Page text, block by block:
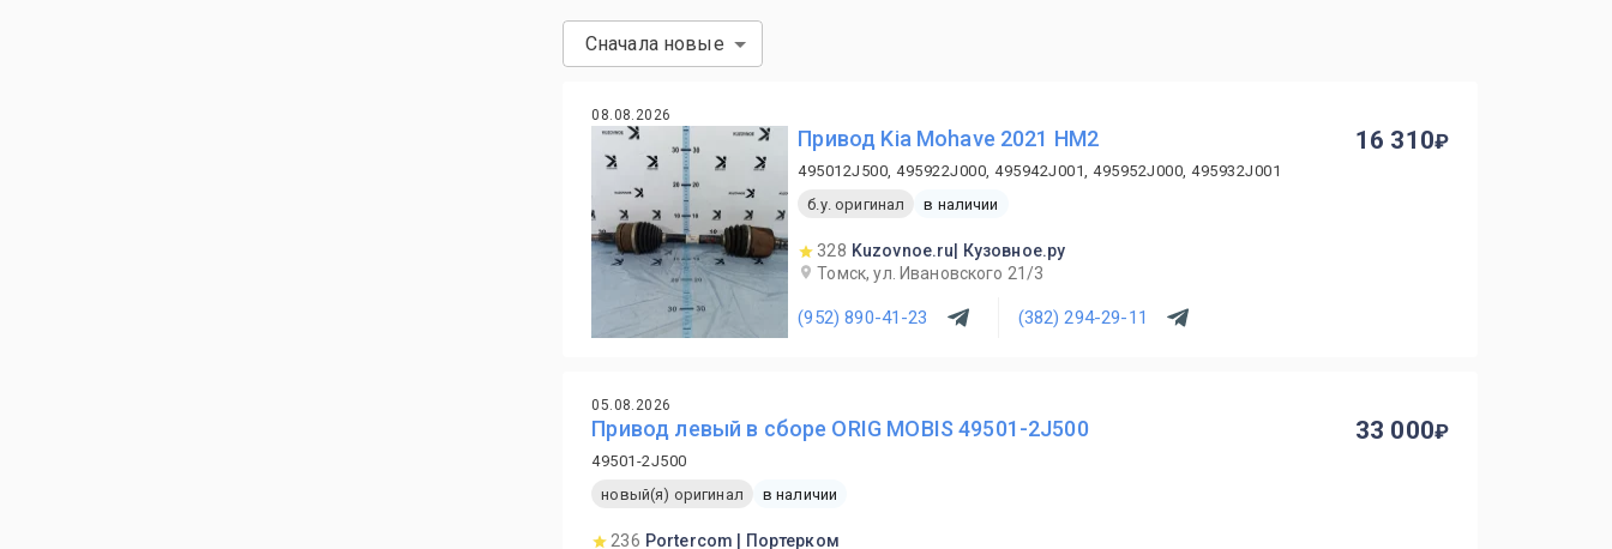
Сначала новые
08.08.2026
Привод Kia Mohave 2021 HM2
495012J500, 495922J000, 495942J001, 495952J000, 495932J001
б.у. оригинал
в наличии
328 Kuzovnoe.ru| Кузовное.ру
Томск, ул. Ивановского 21/3
(952) 890-41-23 (382) 294-29-11
16 310
05.08.2026
Привод левый в сборе ORIG MOBIS 49501-2J500
49501-2J500
новый(я) оригинал
в наличии
236 Portercom | Портерком
33 000